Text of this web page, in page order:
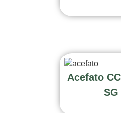
Acefato
SG